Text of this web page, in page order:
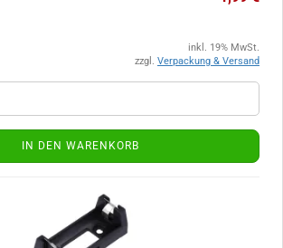
inkl. 19% MwSt.
zzgl. Verpackung & Versand
IN DEN WARENKORB